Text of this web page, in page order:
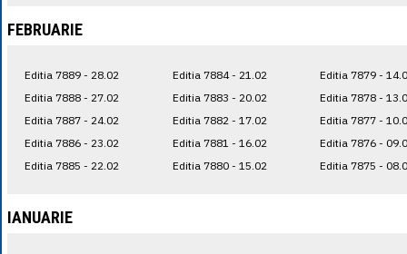
FEBRUARIE
Editia 7889 - 28.02
Editia 7888 - 27.02
Editia 7887 - 24.02
Editia 7886 - 23.02
Editia 7885 - 22.02
Editia 7884 - 21.02
Editia 7883 - 20.02
Editia 7882 - 17.02
Editia 7881 - 16.02
Editia 7880 - 15.02
Editia 7879 -
Editia 7878 -
Editia 7877 -
Editia 7876 -
Editia 7875 -
IANUARIE